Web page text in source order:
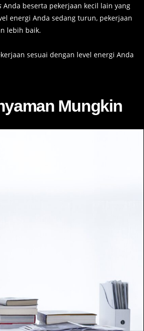
Anda beserta pekerjaan kecil lain yang
energi Anda sedang turun, pekerjaan
lebih baik.
sesuai dengan level energi Anda
Mungkin